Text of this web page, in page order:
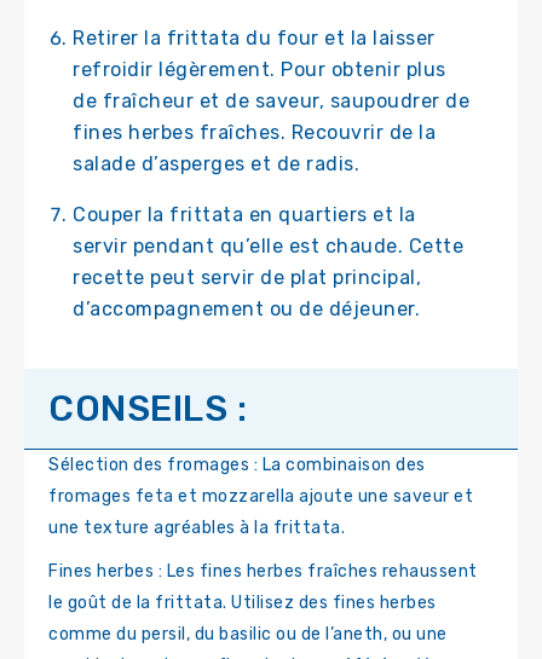
Retirer la frittata du four et la laisser
refroidir légèrement. Pour obtenir plus
de fraîcheur et de saveur, saupoudrer de
fines herbes fraîches. Recouvrir de la
salade d’asperges et de radis.
Couper la frittata en quartiers et la
servir pendant qu’elle est chaude. Cette
recette peut servir de plat principal,
d’accompagnement ou de déjeuner.
CONSEILS :
Sélection des fromages : La combinaison des
fromages feta et mozzarella ajoute une saveur et
une texture agréables à la frittata.
Fines herbes : Les fines herbes fraîches rehaussent
le goût de la frittata. Utilisez des fines herbes
comme du persil, du basilic ou de l’aneth, ou une